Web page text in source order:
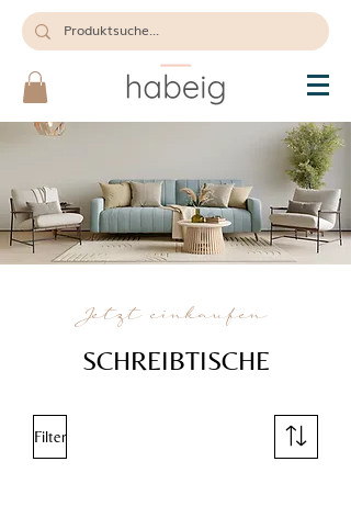
Jetzt einkaufen
SCHREIBTISCHE
Filter